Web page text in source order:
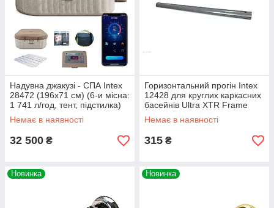
Надувна джакузі - СПА Intex
28472 (196х71 см) (6-и місна:
1 741 л/год, тент, підстилка)
Немає в наявності
32 500 ₴
Горизонтальний прогін Intex
12428 для круглих каркасних
басейнів Ultra XTR Frame
(457, 488, 549, 610, 671, 732
см)
Немає в наявності
315 ₴
Новинка Новинка